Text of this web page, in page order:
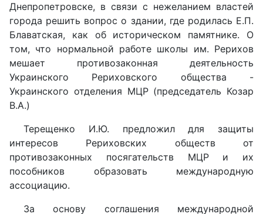
Днепропетровске, в связи с нежеланием властей
города решить вопрос о здании, где родилась Е.П.
Блаватская, как об историческом памятнике. О
том, что нормальной работе школы им. Рерихов
мешает противозаконная деятельность
Украинского Рериховского общества -
Украинского отделения МЦР (председатель Козар
В.А.)
Терещенко И.Ю. предложил для защиты
интересов Рериховских обществ от
противозаконных посягательств МЦР и их
пособников образовать международную
ассоциацию.
За основу соглашения международной